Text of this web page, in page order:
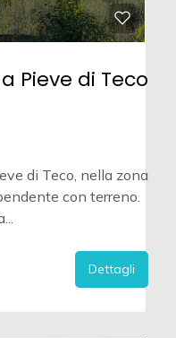
Pieve di Teco
di Teco, nella zona
con terreno.
Dettagli